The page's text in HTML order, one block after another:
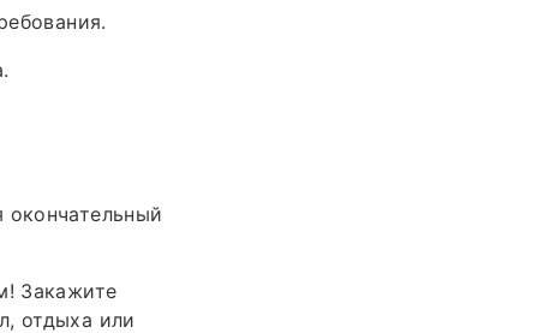
окончательный
Закажите
отдыха или